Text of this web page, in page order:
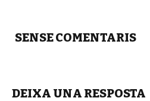
SENSE COMENTARIS
DEIXA UNA RESPOSTA